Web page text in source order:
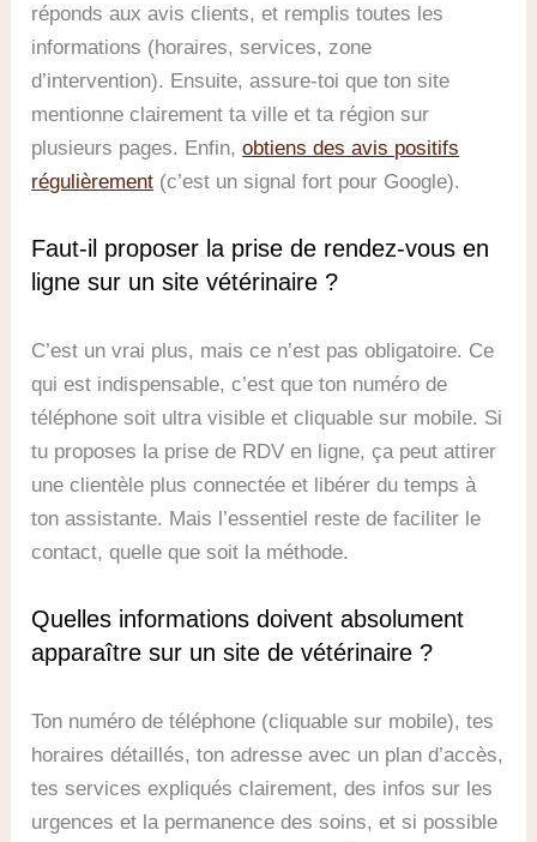
réponds aux avis clients, et remplis toutes les
informations (horaires, services, zone
d’intervention). Ensuite, assure-toi que ton site
mentionne clairement ta ville et ta région sur
plusieurs pages. Enfin,obtiens des avis positifs
régulièrement (c’est un signal fort pour Google).
Faut-il proposer la prise de rendez-vous en
ligne sur un site vétérinaire ?
C’est un vrai plus, mais ce n’est pas obligatoire. Ce
qui est indispensable, c’est que ton numéro de
téléphone soit ultra visible et cliquable sur mobile. Si
tu proposes la prise de RDV en ligne, ça peut attirer
une clientèle plus connectée et libérer du temps à
ton assistante. Mais l’essentiel reste de faciliter le
contact, quelle que soit la méthode.
Quelles informations doivent absolument
apparaître sur un site de vétérinaire ?
Ton numéro de téléphone (cliquable sur mobile), tes
horaires détaillés, ton adresse avec un plan d’accès,
tes services expliqués clairement, des infos sur les
urgences et la permanence des soins, et si possible